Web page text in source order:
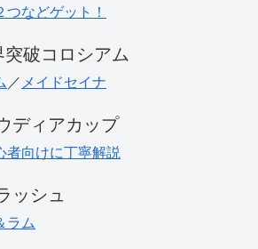
つなどゲット！
破コロシアム
／ メイドセイナ
ディアカップ
者向けに丁寧解説
ッシュ
ラム